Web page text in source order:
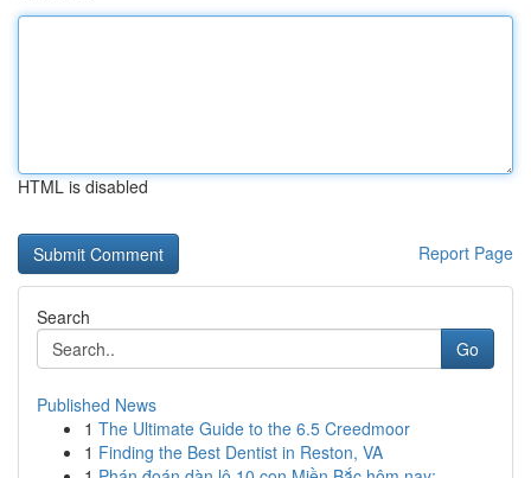
HTML is disabled
Report Page
Search
Go
Published News
1 The Ultimate Guide to the 6.5 Creedmoor
1 Finding the Best Dentist in Reston, VA